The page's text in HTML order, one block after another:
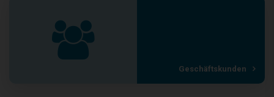
Geschäftskunden